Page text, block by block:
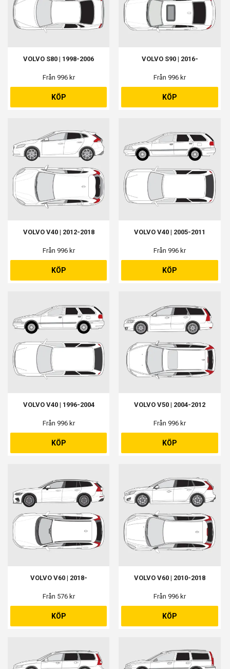
VOLVO S80 | 1998-2006
Från 996 kr
KÖP
VOLVO S90 | 2016-
Från 996 kr
KÖP
VOLVO V40 | 2012-2018
Från 996 kr
KÖP
VOLVO V40 | 2005-2011
Från 996 kr
KÖP
VOLVO V40 | 1996-2004
Från 996 kr
KÖP
VOLVO V50 | 2004-2012
Från 996 kr
KÖP
VOLVO V60 | 2018-
Från 576 kr
KÖP
VOLVO V60 | 2010-2018
Från 996 kr
KÖP